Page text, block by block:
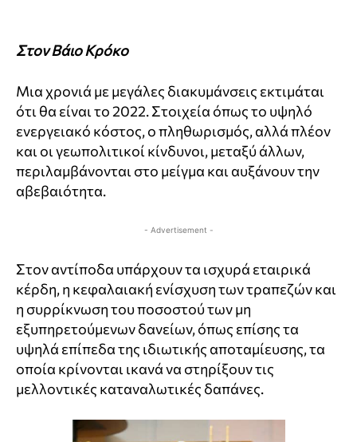
Στον Βάιο Κρόκο
Μια χρονιά με μεγάλες διακυμάνσεις εκτιμάται
ότι θα είναι το 2022. Στοιχεία όπως το υψηλό
ενεργειακό κόστος, ο πληθωρισμός, αλλά πλέον
και οι γεωπολιτικοί κίνδυνοι, μεταξύ άλλων,
περιλαμβάνονται στο μείγμα και αυξάνουν την
αβεβαιότητα.
- Advertisement -
Στον αντίποδα υπάρχουν τα ισχυρά εταιρικά
κέρδη, η κεφαλαιακή ενίσχυση των τραπεζών και
η συρρίκνωση του ποσοστού των μη
εξυπηρετούμενων δανείων, όπως επίσης τα
υψηλά επίπεδα της ιδιωτικής αποταμίευσης, τα
οποία κρίνονται ικανά να στηρίξουν τις
μελλοντικές καταναλωτικές δαπάνες.